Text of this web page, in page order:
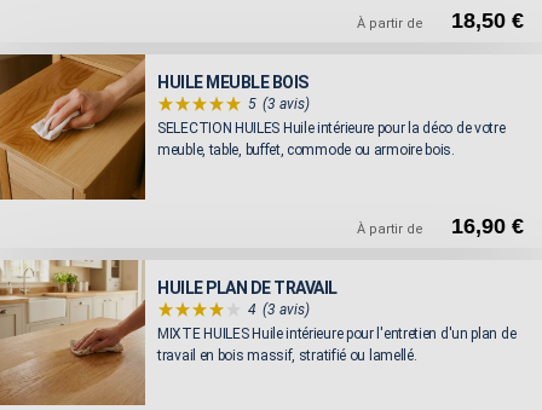
À partir de 18,50 €
HUILE MEUBLE BOIS
5 (3 avis)
SELECTION HUILES Huile intérieure pour la déco de votre
meuble, table, buffet, commode ou armoire bois.
À partir de 16,90 €
HUILE PLAN DE TRAVAIL
4 (3 avis)
MIXTE HUILES Huile intérieure pour l'entretien d'un plan de
travail en bois massif, stratifié ou lamellé.